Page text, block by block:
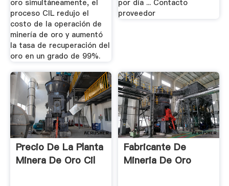
oro simultáneamente, el
proceso CIL redujo el
costo de la operación de
minería de oro y aumentó
la tasa de recuperación del
oro en un grado de 99%.
por día ... Contacto
proveedor
Precio De La Planta
Minera De Oro Cil
Fabricante De
Mineria De Oro